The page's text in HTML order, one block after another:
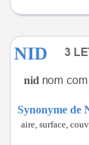
NID
nid
Synonyme de
aire, surface,